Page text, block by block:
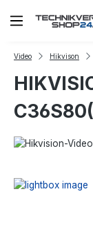
Zum Hauptinhalt
Video Hikvison